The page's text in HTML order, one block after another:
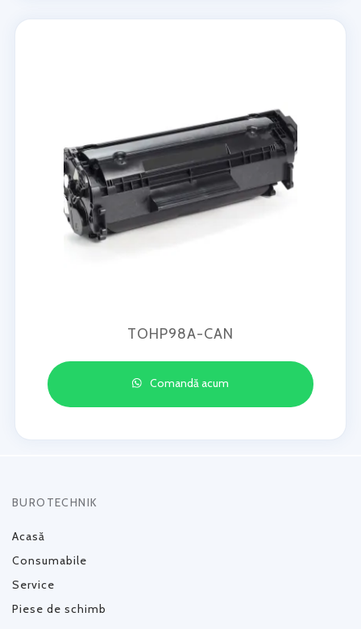
TOHP98A-CAN
Comandă acum
BUROTECHNIK
Acasă
Consumabile
Service
Piese de schimb